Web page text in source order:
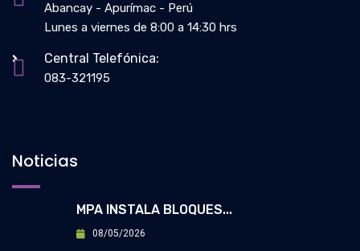
Abancay - Apurímac - Perú
Lunes a viernes de 8:00 a 14:30 hrs
Central Telefónica:
083-321195
Noticias
MPA INSTALA BLOQUES...
08/05/2026